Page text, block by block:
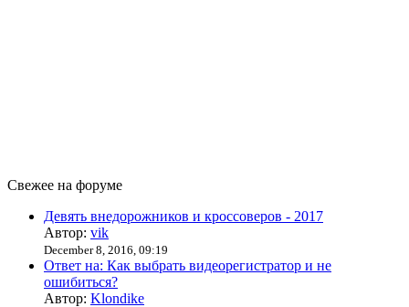
Свежее на форуме
Девять внедорожников и кроссоверов - 2017
Автор: vik
December 8, 2016, 09:19
Ответ на: Как выбрать видеорегистратор и не
ошибиться?
Автор: Klondike